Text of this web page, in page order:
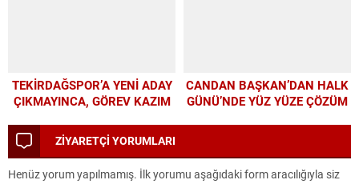
TEKİRDAĞSPOR’A YENİ ADAY
ÇIKMAYINCA, GÖREV KAZIM
CANDAN BAŞKAN’DAN HALK
GÜNÜ’NDE YÜZ YÜZE ÇÖZÜM
ZİYARETÇİ YORUMLARI
Henüz yorum yapılmamış. İlk yorumu aşağıdaki form aracılığıyla siz